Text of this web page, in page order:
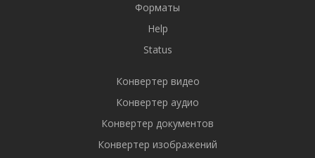
Форматы
Help
Status
Конвертер видео
Конвертер аудио
Конвертер документов
Конвертер изображений